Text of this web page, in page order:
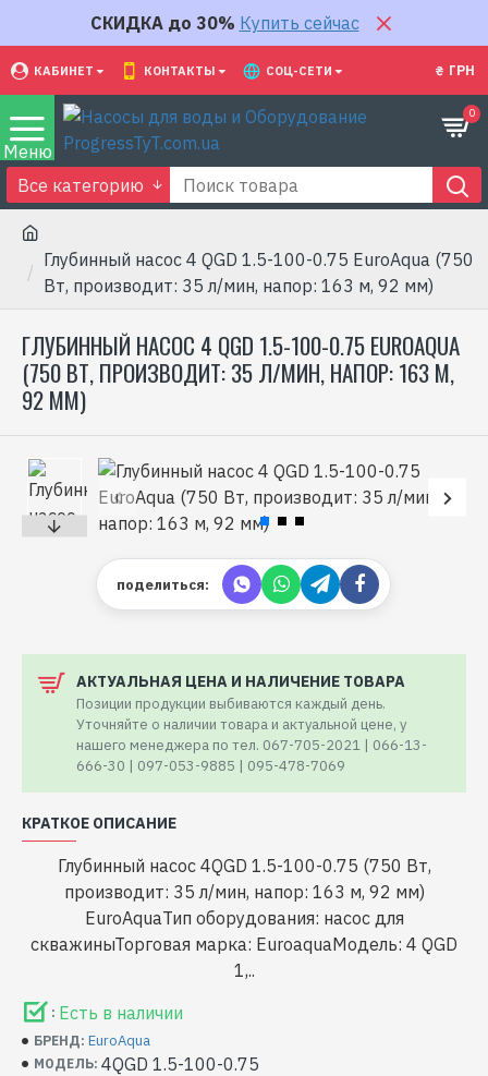
СКИДКА до 30% Купить сейчас
КАБИНЕТ КОНТАКТЫ СОЦ-СЕТИ ₴ ГРН
0
Все категорию
Глубинный насос 4 QGD 1.5-100-0.75 EuroAqua (750
Вт, производит: 35 л/мин, напор: 163 м, 92 мм)
ГЛУБИННЫЙ НАСОС 4 QGD 1.5-100-0.75 EUROAQUA
(750 ВТ, ПРОИЗВОДИТ: 35 Л/МИН, НАПОР: 163 М,
92 ММ)
поделиться:
АКТУАЛЬНАЯ ЦЕНА И НАЛИЧЕНИЕ ТОВАРА
Позиции продукции выбиваются каждый день.
Уточняйте о наличии товара и актуальной цене, у
нашего менеджера по тел. 067-705-2021 | 066-13-
666-30 | 097-053-9885 | 095-478-7069
КРАТКОЕ ОПИСАНИЕ
Глубинный насос 4QGD 1.5-100-0.75 (750 Вт,
производит: 35 л/мин, напор: 163 м, 92 мм)
EuroAquaТип оборудования: насос для
скважиныТорговая марка: EuroaquaМодель: 4 QGD
1,..
: Есть в наличии
БРЕНД: EuroAqua
МОДЕЛЬ: 4QGD 1.5-100-0.75